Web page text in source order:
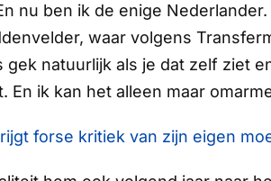
nu ben ik de enige
waar volgens
natuurlijk als je dat zelf ziet
En ik kan het alleen maar
forse kritiek van zijn eigen